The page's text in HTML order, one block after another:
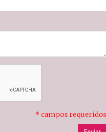
* campos requeridos